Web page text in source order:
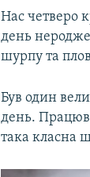
Нас четверо
день
шурпу та
Був один
день.
така класна